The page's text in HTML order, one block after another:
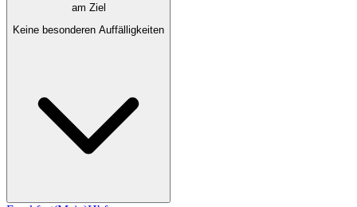
am Ziel
Keine besonderen Auffälligkeiten